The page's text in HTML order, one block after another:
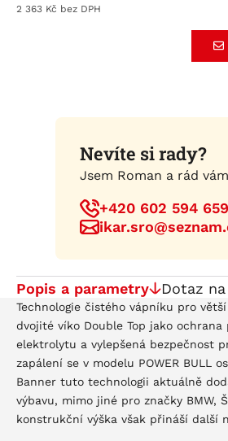
2 363 Kč
Nevíte si rady?
Jsem Roman a rád
+420 602 594 659
Popis a parametry Dotaz
Technologie čistého vápníku pro
dvojité víko Double Top jako
elektrolytu a vylepšená bezpečnost
zapálení se v modelu POWER BULL
Banner tuto technologii aktuálně
výbavu, mimo jiné pro značky BMW,
konstrukční výška však přináší další